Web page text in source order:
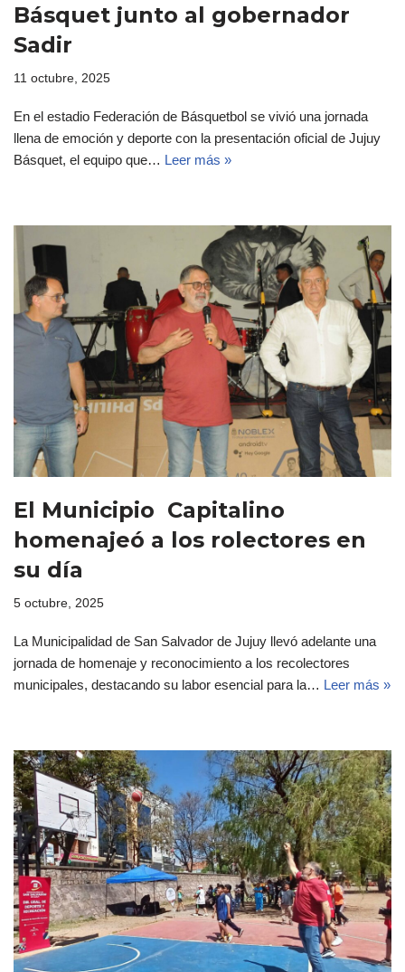
Básquet junto al gobernador
Sadir
11 octubre, 2025
En el estadio Federación de Básquetbol se vivió una jornada
llena de emoción y deporte con la presentación oficial de Jujuy
Básquet, el equipo que… Leer más »
El Municipio Capitalino
homenajeó a los rolectores en
su día
5 octubre, 2025
La Municipalidad de San Salvador de Jujuy llevó adelante una
jornada de homenaje y reconocimiento a los recolectores
municipales, destacando su labor esencial para la… Leer más »